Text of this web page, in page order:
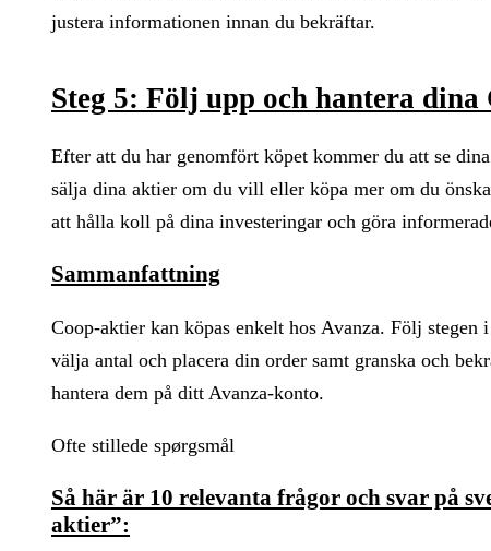
justera informationen innan du bekräftar.
Steg 5: Följ upp och hantera
Efter att du har genomfört köpet kommer du att se
sälja dina aktier om du vill eller köpa mer om du
att hålla koll på dina investeringar och göra
Sammanfattning
Coop-aktier kan köpas enkelt hos Avanza. Följ
välja antal och placera din order samt granska och
hantera dem på ditt Avanza-konto.
Ofte stillede spørgsmål
Så här är 10 relevanta frågor och svar på
aktier”: